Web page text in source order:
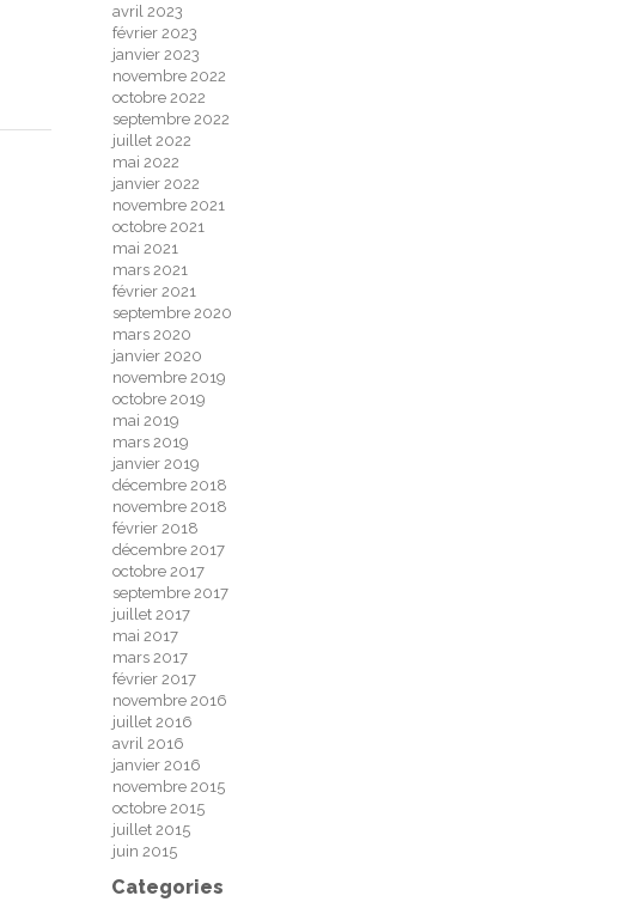
avril 2023
février 2023
janvier 2023
novembre 2022
octobre 2022
septembre 2022
juillet 2022
mai 2022
janvier 2022
novembre 2021
octobre 2021
mai 2021
mars 2021
février 2021
septembre 2020
mars 2020
janvier 2020
novembre 2019
octobre 2019
mai 2019
mars 2019
janvier 2019
décembre 2018
novembre 2018
février 2018
décembre 2017
octobre 2017
septembre 2017
juillet 2017
mai 2017
mars 2017
février 2017
novembre 2016
juillet 2016
avril 2016
janvier 2016
novembre 2015
octobre 2015
juillet 2015
juin 2015
Categories